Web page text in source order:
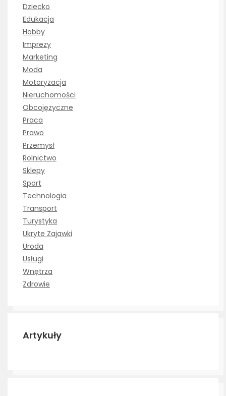
Dziecko
Edukacja
Hobby
Imprezy
Marketing
Moda
Motoryzacja
Nieruchomości
Obcojęzyczne
Praca
Prawo
Przemysł
Rolnictwo
Sklepy
Sport
Technologia
Transport
Turystyka
Ukryte Zajawki
Uroda
Usługi
Wnętrza
Zdrowie
Artykuły